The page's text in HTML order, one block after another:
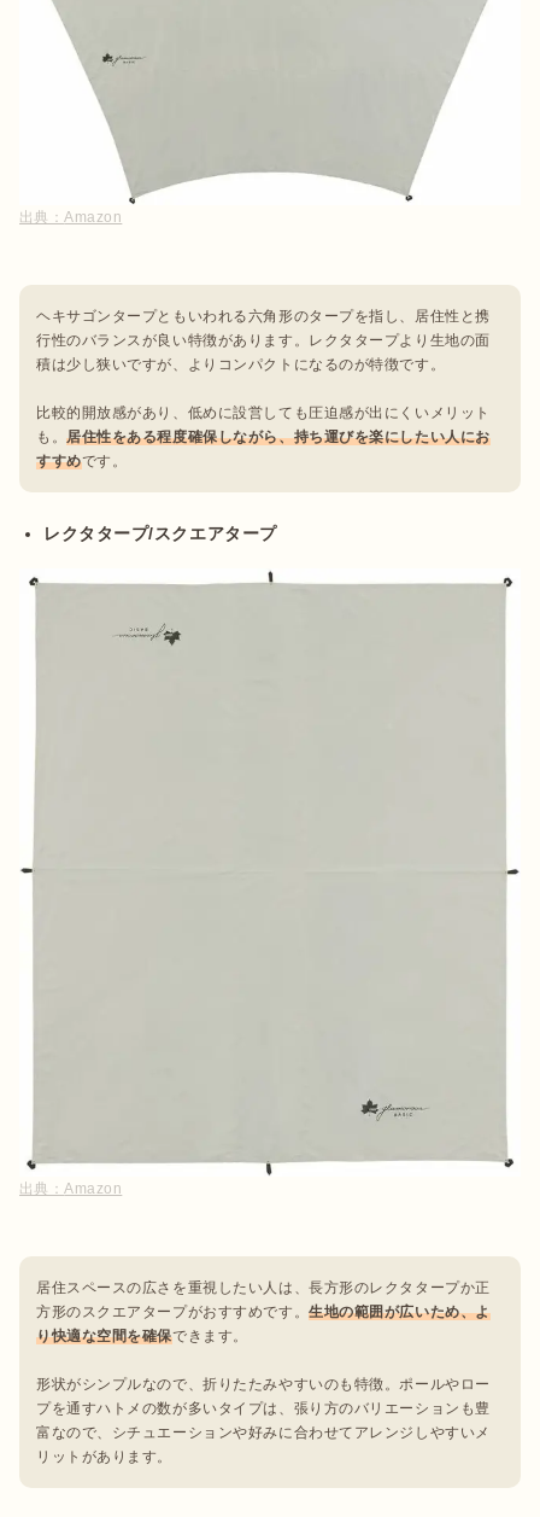
出典：Amazon
ヘキサゴンタープともいわれる六角形のタープを指し、居住性と携
行性のバランスが良い特徴があります。レクタタープより生地の面
積は少し狭いですが、よりコンパクトになるのが特徴です。
比較的開放感があり、低めに設営しても圧迫感が出にくいメリット
も。居住性をある程度確保しながら、持ち運びを楽にしたい人にお
すすめです。
レクタタープ/スクエアタープ
出典：Amazon
居住スペースの広さを重視したい人は、長方形のレクタタープか正
方形のスクエアタープがおすすめです。生地の範囲が広いため、よ
り快適な空間を確保できます。
形状がシンプルなので、折りたたみやすいのも特徴。ポールやロー
プを通すハトメの数が多いタイプは、張り方のバリエーションも豊
富なので、シチュエーションや好みに合わせてアレンジしやすいメ
リットがあります。